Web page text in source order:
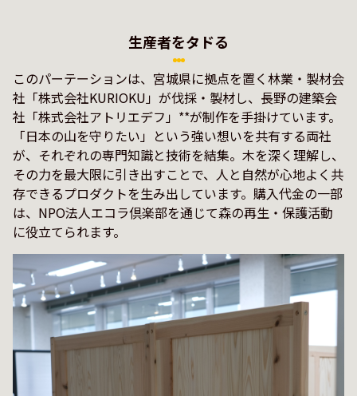
生産者をタドる
このパーテーションは、宮城県に拠点を置く林業・製材会
社「株式会社KURIOKU」が伐採・製材し、長野の建築会
社「株式会社アトリエデフ」**が制作を手掛けています。
「日本の山を守りたい」という強い想いを共有する両社
が、それぞれの専門知識と技術を結集。木を深く理解し、
その力を最大限に引き出すことで、人と自然が心地よく共
存できるプロダクトを生み出しています。購入代金の一部
は、NPO法人エコラ倶楽部を通じて森の再生・保護活動